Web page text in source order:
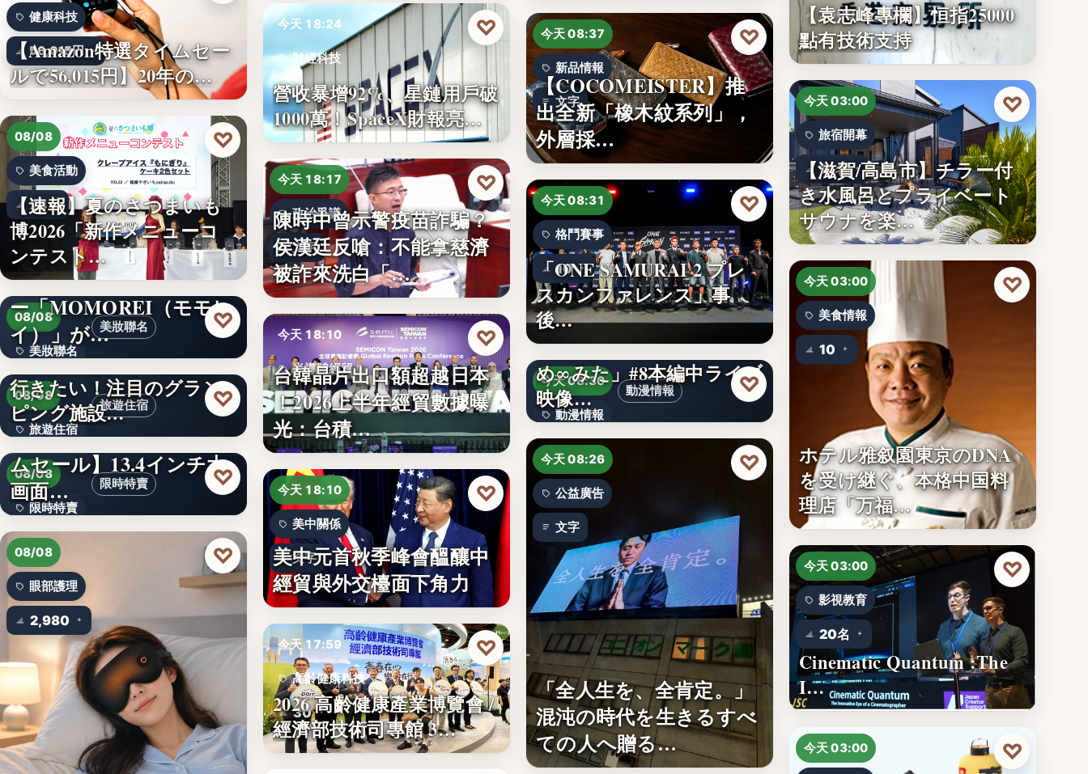
健康科技
56,015円
【Amazon特選タイムセー
ルで56,015円】20年の…
08/08
美食活動
24
【速報】夏のさつまいも
博2026「新作メニューコ
ンテスト…
♡
美妝聯名
08/08
美妝聯名
文字
韓国発の人気キャラクタ
ー「MOMOREI（モモレ
イ）」が…
♡
旅遊住宿
08/08
旅遊住宿
10
【東日本版】この夏絶対
行きたい！注目のグラン
ピング施設…
♡
限時特賣
08/08
限時特賣
文字
【アマゾン30％OFFタイ
ムセール】13.4インチ大
画面…
♡
08/08
眼部護理
2,980
♡
今天 18:24
財經科技
92%
營收暴增92%、星鏈用戶破
1000萬！SpaceX財報亮…
♡
今天 18:17
政治爭議
文字
陳時中曾示警疫苗詐騙？
侯漢廷反嗆：不能拿慈濟
被詐來洗白「…
♡
今天 18:10
半導體經貿
文字
台韓晶片出口額超越日本
！2026上半年經貿數據曝
光：台積…
♡
今天 18:10
美中關係
文字
美中元首秋季峰會醞釀中
經貿與外交檯面下角力
♡
今天 17:59
高齡健康科技
30
2026 高齡健康產業博覽會 /
經濟部技術司專館 3…
♡
3,000円
今天 08:37
新品情報
文字
【COCOMEISTER】推
出全新「橡木紋系列」，
外層採…
♡
今天 08:31
格鬥賽事
10
「ONE SAMURAI 2 プレ
スカンファレンス」事
後…
♡
動漫情報
今天 08:30
動漫情報
19,800円
TVアニメ「バンドリ！ ゆ
め∞みた」#8本編中ライブ
映像…
♡
今天 08:26
公益廣告
文字
「全人生を、全肯定。」
混沌の時代を生きるすべ
ての人へ贈る…
♡
25000
【袁志峰專欄】恒指25000
點有技術支持
今天 03:00
旅宿開幕
14名
【滋賀/高島市】チラー付
き水風呂とプライベート
サウナを楽…
♡
今天 03:00
美食情報
10
ホテル雅叙園東京のDNA
を受け継ぐ、本格中国料
理店「万福…
♡
今天 03:00
影視教育
20名
Cinematic Quantum :The
I…
♡
今天 03:00 ♡